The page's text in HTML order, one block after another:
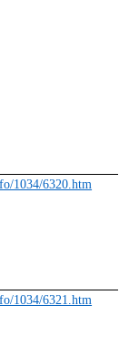
1034/6320.htm
1034/6321.htm